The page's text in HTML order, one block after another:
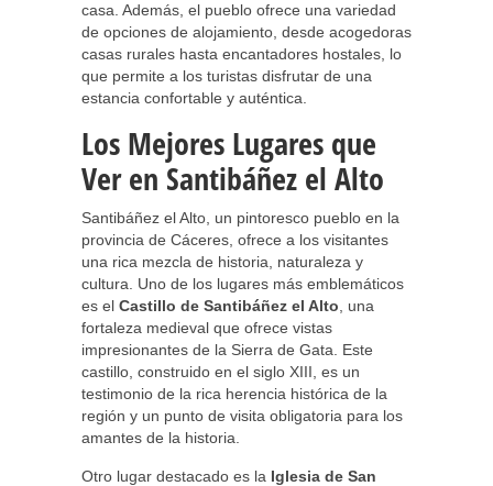
casa. Además, el pueblo ofrece una variedad
de opciones de alojamiento, desde acogedoras
casas rurales hasta encantadores hostales, lo
que permite a los turistas disfrutar de una
estancia confortable y auténtica.
Los Mejores Lugares que
Ver en Santibáñez el Alto
Santibáñez el Alto, un pintoresco pueblo en la
provincia de Cáceres, ofrece a los visitantes
una rica mezcla de historia, naturaleza y
cultura. Uno de los lugares más emblemáticos
es el Castillo de Santibáñez el Alto , una
fortaleza medieval que ofrece vistas
impresionantes de la Sierra de Gata. Este
castillo, construido en el siglo XIII, es un
testimonio de la rica herencia histórica de la
región y un punto de visita obligatoria para los
amantes de la historia.
Otro lugar destacado es la Iglesia de San